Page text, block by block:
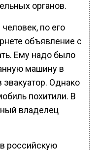
органов.
по его
объявление с
Ему надо было
машину в
Однако
похитили. В
владелец
российскую